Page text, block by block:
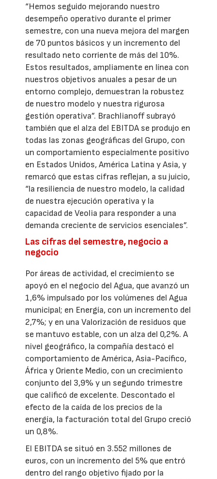
“Hemos seguido mejorando nuestro
desempeño operativo durante el primer
semestre, con una nueva mejora del margen
de 70 puntos básicos y un incremento del
resultado neto corriente de más del 10%.
Estos resultados, ampliamente en línea con
nuestros objetivos anuales a pesar de un
entorno complejo, demuestran la robustez
de nuestro modelo y nuestra rigurosa
gestión operativa”. Brachlianoff subrayó
también que el alza del EBITDA se produjo en
todas las zonas geográficas del Grupo, con
un comportamiento especialmente positivo
en Estados Unidos, América Latina y Asia, y
remarcó que estas cifras reflejan, a su juicio,
“la resiliencia de nuestro modelo, la calidad
de nuestra ejecución operativa y la
capacidad de Veolia para responder a una
demanda creciente de servicios esenciales”.
Las cifras del semestre, negocio a
negocio
Por áreas de actividad, el crecimiento se
apoyó en el negocio del Agua, que avanzó un
1,6% impulsado por los volúmenes del Agua
municipal; en Energía, con un incremento del
2,7%; y en una Valorización de residuos que
se mantuvo estable, con un alza del 0,2%. A
nivel geográfico, la compañía destacó el
comportamiento de América, Asia-Pacífico,
África y Oriente Medio, con un crecimiento
conjunto del 3,9% y un segundo trimestre
que calificó de excelente. Descontado el
efecto de la caída de los precios de la
energía, la facturación total del Grupo creció
un 0,8%.
El EBITDA se situó en 3.552 millones de
euros, con un incremento del 5% que entró
dentro del rango objetivo fijado por la